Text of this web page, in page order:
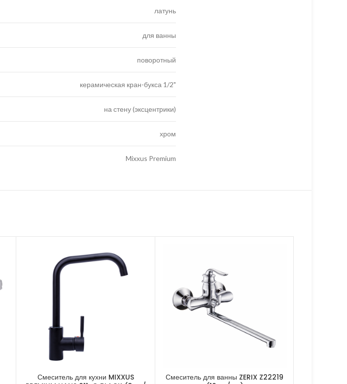
латунь
для ванны
поворотный
керамическая кран-букса 1/2"
на стену (эксцентрики)
хром
Mixxus Premium
Смеситель для кухни MIXXUS
Смеситель для ванны ZERIX Z22219